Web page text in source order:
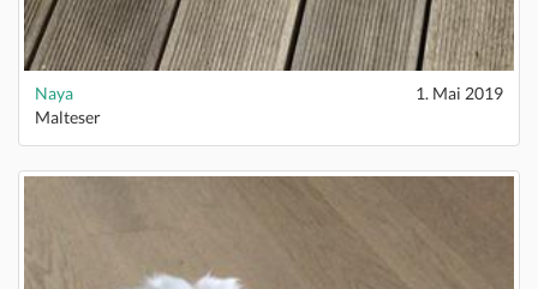
Naya
1. Mai 2019
Malteser